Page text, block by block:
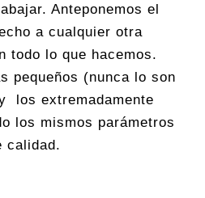
Anteponemos el
a cualquier otra
todo lo que hacemos.
pequeños (nunca lo son
los extremadamente
los mismos parámetros
calidad.